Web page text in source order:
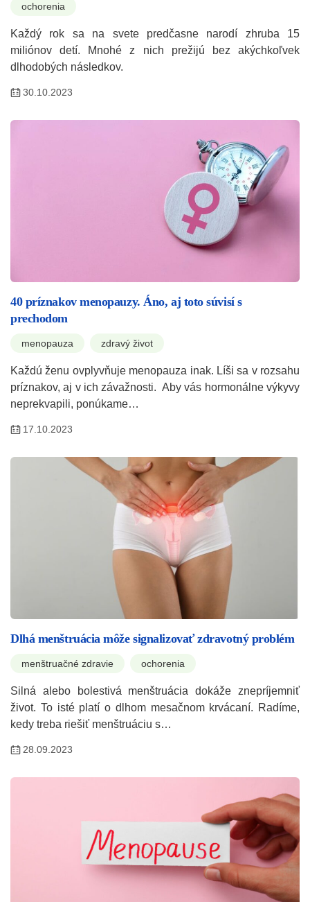
ochorenia
Každý rok sa na svete predčasne narodí zhruba 15
miliónov detí. Mnohé z nich prežijú bez akýchkoľvek
dlhodobých následkov.
30.10.2023
40 príznakov menopauzy. Áno, aj toto súvisí s
prechodom
menopauza zdravý život
Každú ženu ovplyvňuje menopauza inak. Líši sa v rozsahu
príznakov, aj v ich závažnosti. Aby vás hormonálne výkyvy
neprekvapili, ponúkame…
17.10.2023
Dlhá menštruácia môže signalizovať zdravotný problém
menštruačné zdravie ochorenia
Silná alebo bolestivá menštruácia dokáže znepríjemniť
život. To isté platí o dlhom mesačnom krvácaní. Radíme,
kedy treba riešiť menštruáciu s…
28.09.2023